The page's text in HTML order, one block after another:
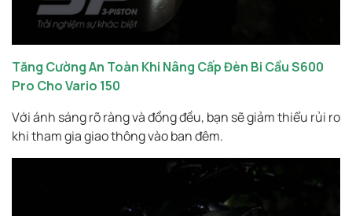
Tăng Cường An Toàn Khi Nâng Cấp Đèn Bi Cầu S600
Pro Cho Vario 150
Với ánh sáng rõ ràng và đồng đều, bạn sẽ giảm thiểu rủi ro
khi tham gia giao thông vào ban đêm.